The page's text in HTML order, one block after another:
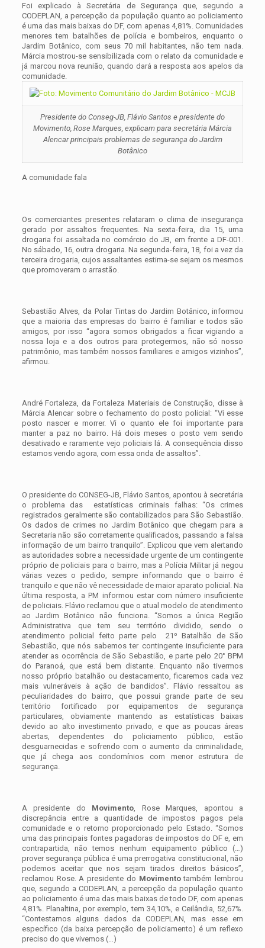
Foi explicado à Secretária de Segurança que, segundo a
CODEPLAN, a percepção da população quanto ao policiamento
é uma das mais baixas do DF, com apenas 4,81%. Comunidades
menores tem batalhões de polícia e bombeiros, enquanto o
Jardim Botânico, com seus 70 mil habitantes, não tem nada.
Márcia mostrou-se sensibilizada com o relato da comunidade e
já marcou nova reunião, quando dará a resposta aos apelos da
comunidade.
Presidente do Conseg-JB, Flávio Santos e presidente do
Movimento, Rose Marques, explicam para secretária Márcia
Alencar principais problemas de segurança do Jardim
Botânico
A comunidade fala
Os comerciantes presentes relataram o clima de insegurança
gerado por assaltos frequentes. Na sexta-feira, dia 15, uma
drogaria foi assaltada no comércio do JB, em frente a DF-001.
No sábado, 16, outra drogaria. Na segunda-feira, 18, foi a vez da
terceira drogaria, cujos assaltantes estima-se sejam os mesmos
que promoveram o arrastão.
Sebastião Alves, da Polar Tintas do Jardim Botânico, informou
que a maioria das empresas do bairro é familiar e todos são
amigos, por isso “agora somos obrigados a ficar vigiando a
nossa loja e a dos outros para protegermos, não só nosso
patrimônio, mas também nossos familiares e amigos vizinhos”,
afirmou.
André Fortaleza, da Fortaleza Materiais de Construção, disse à
Márcia Alencar sobre o fechamento do posto policial: “Vi esse
posto nascer e morrer. Vi o quanto ele foi importante para
manter a paz no bairro. Há dois meses o posto vem sendo
desativado e raramente vejo policiais lá. A consequência disso
estamos vendo agora, com essa onda de assaltos”.
O presidente do CONSEG-JB, Flávio Santos, apontou à secretária
o problema das estatísticas criminais falhas: “Os crimes
registrados geralmente são contabilizados para São Sebastião.
Os dados de crimes no Jardim Botânico que chegam para a
Secretaria não são corretamente qualificados, passando a falsa
informação de um bairro tranquilo”. Explicou que vem alertando
as autoridades sobre a necessidade urgente de um contingente
próprio de policiais para o bairro, mas a Polícia Militar já negou
várias vezes o pedido, sempre informando que o bairro é
tranquilo e que não vê necessidade de maior aparato policial. Na
última resposta, a PM informou estar com número insuficiente
de policiais. Flávio reclamou que o atual modelo de atendimento
ao Jardim Botânico não funciona. “Somos a única Região
Administrativa que tem seu território dividido, sendo o
atendimento policial feito parte pelo 21º Batalhão de São
Sebastião, que nós sabemos ter contingente insuficiente para
atender as ocorrência de São Sebastião, e parte pelo 20° BPM
do Paranoá, que está bem distante. Enquanto não tivermos
nosso próprio batalhão ou destacamento, ficaremos cada vez
mais vulneráveis à ação de bandidos”. Flávio ressaltou as
peculiaridades do bairro, que possui grande parte de seu
território fortificado por equipamentos de segurança
particulares, obviamente mantendo as estatísticas baixas
devido ao alto investimento privado, e que as poucas áreas
abertas, dependentes do policiamento público, estão
desguarnecidas e sofrendo com o aumento da criminalidade,
que já chega aos condomínios com menor estrutura de
segurança.
A presidente do Movimento , Rose Marques, apontou a
discrepância entre a quantidade de impostos pagos pela
comunidade e o retorno proporcionado pelo Estado. “Somos
uma das principais fontes pagadoras de impostos do DF e, em
contrapartida, não temos nenhum equipamento público (…)
prover segurança pública é uma prerrogativa constitucional, não
podemos aceitar que nos sejam tirados direitos básicos”,
reclamou Rose. A presidente do Movimentotambém lembrou
que, segundo a CODEPLAN, a percepção da população quanto
ao policiamento é uma das mais baixas de todo DF, com apenas
4,81%. Planaltina, por exemplo, tem 34,10%, e Ceilândia, 52,67%.
“Contestamos alguns dados da CODEPLAN, mas esse em
específico (da baixa percepção de policiamento) é um reflexo
preciso do que vivemos (…)